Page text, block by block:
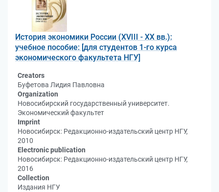
История экономики России (XVIII - XX вв.):
учебное пособие: [для студентов 1-го курса
экономического факультета НГУ]
Creators
Буфетова Лидия Павловна
Organization
Новосибирский государственный университет.
Экономический факультет
Imprint
Новосибирск: Редакционно-издательский центр НГУ,
2010
Electronic publication
Новосибирск: Редакционно-издательский центр НГУ,
2016
Collection
Издания НГУ